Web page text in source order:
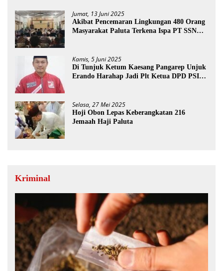
Jumat, 13 Juni 2025
Akibat Pencemaran Lingkungan 480 Orang
Masyarakat Paluta Terkena Ispa PT SSN
Kamis, 5 Juni 2025
Di Tunjuk Ketum Kaesang Pangarep Unjuk
Erando Harahap Jadi Plt Ketua DPD PSI
Selasa, 27 Mei 2025
Hoji Obon Lepas Keberangkatan 216
Jemaah Haji Paluta
Kriminal